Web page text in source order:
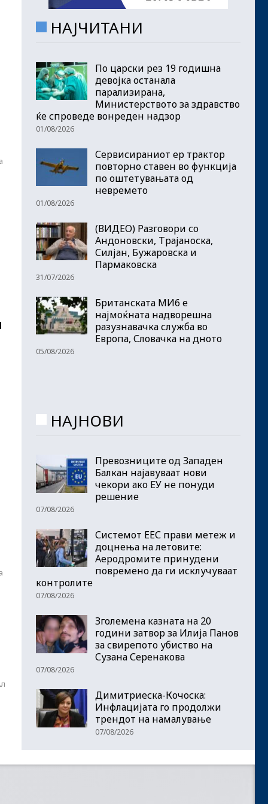
НАЈЧИТАНИ
По царски рез 19 годишна
девојка останала
парализирана,
Министерството за здравство
ќе спроведе вонреден надзор
01/08/2026
Сервисираниот ер трактор
повторно ставен во функција
по оштетувањата од
невремето
01/08/2026
(ВИДЕО) Разговори со
Андоновски, Трајаноска,
Силјан, Бужаровска и
Пармаковска
31/07/2026
Британската МИ6 е
најмоќната надворешна
разузнавачка служба во
Европа, Словачка на дното
05/08/2026
НАЈНОВИ
Превозниците од Западен
Балкан најавуваат нови
чекори ако ЕУ не понуди
решение
07/08/2026
Системот ЕЕС прави метеж и
доцнења на летовите:
Аеродромите принудени
повремено да ги исклучуваат
контролите
07/08/2026
Зголемена казната на 20
години затвор за Илија Панов
за свирепото убиство на
Сузана Серенакова
07/08/2026
Димитриеска-Кочоска:
Инфлацијата го продолжи
трендот на намалување
07/08/2026